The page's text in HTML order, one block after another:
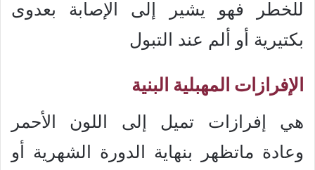
للخطر فهو يشير إلى الإصابة بعدوى
بكتيرية أو ألم عند التبول
الإفرازات المهبلية البنية
هي إفرازات تميل إلى اللون الأحمر
وعادة ماتظهر بنهاية الدورة الشهرية أو